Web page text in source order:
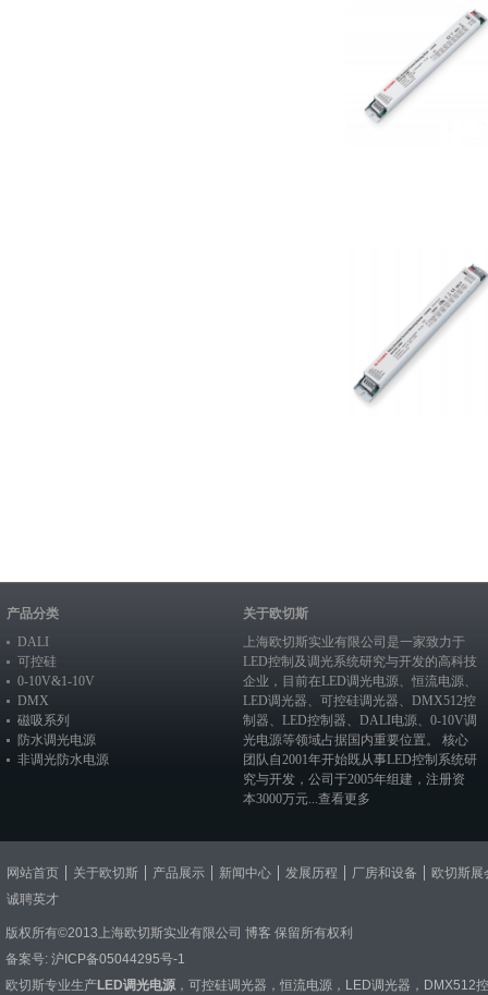
产品分类
DALI
可控硅
0-10V&1-10V
DMX
磁吸系列
防水调光电源
非调光防水电源
关于欧切斯
上海欧切斯实业有限公司是一家致力于
LED控制及调光系统研究与开发的高科技
企业，目前在LED调光电源、恒流电源、
LED调光器、 可控硅调光器、 DMX512控
制器、 LED控制器、 DALI电源、 0-10V调
光电源等领域占据国内重要位置。 核心
团队自2001年开始既从事LED控制系统研
究与开发，公司于2005年组建，注册资
本3000万元...查看更多
网站首页 关于欧切斯 产品展示 新闻中心 发展历程 厂房和设备
欧切斯展
诚聘英才
版权所有©2013上海欧切斯实业有限公司 博客 保留所有权利
备案号: 沪ICP备05044295号-1
欧切斯专业生产LED调光电源 ， 可控硅调光器 ， 恒流电源 ， LED调光器 ， DMX512